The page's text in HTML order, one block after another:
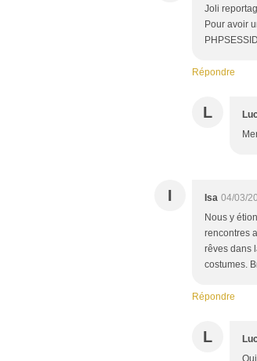
Joli
Pour avoir
Répondre
L
I Isa 04/03/
Nous y
rencontres
rêves dans
costumes.
Répondre
L